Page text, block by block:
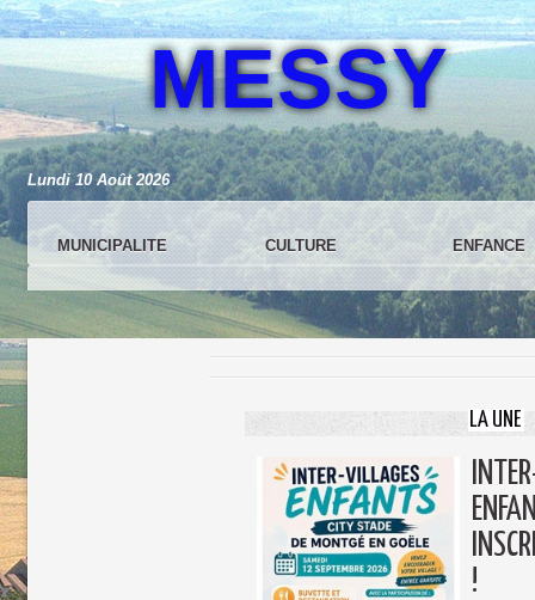
MESSY
Lundi 10 Août 2026
MUNICIPALITE CULTURE ENFANCE
LA UNE
!